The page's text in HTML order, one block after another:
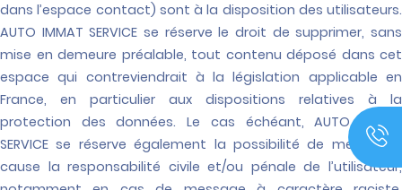
dans l’espace contact) sont à la disposition des utilisateurs.
AUTO IMMAT SERVICE se réserve le droit de supprimer, sans
mise en demeure préalable, tout contenu déposé dans cet
espace qui contreviendrait à la législation applicable en
France, en particulier aux dispositions relatives à la
protection des données. Le cas échéant, AUTO IMMAT
SERVICE se réserve également la possibilité de mettre en
cause la responsabilité civile et/ou pénale de l’utilisateur,